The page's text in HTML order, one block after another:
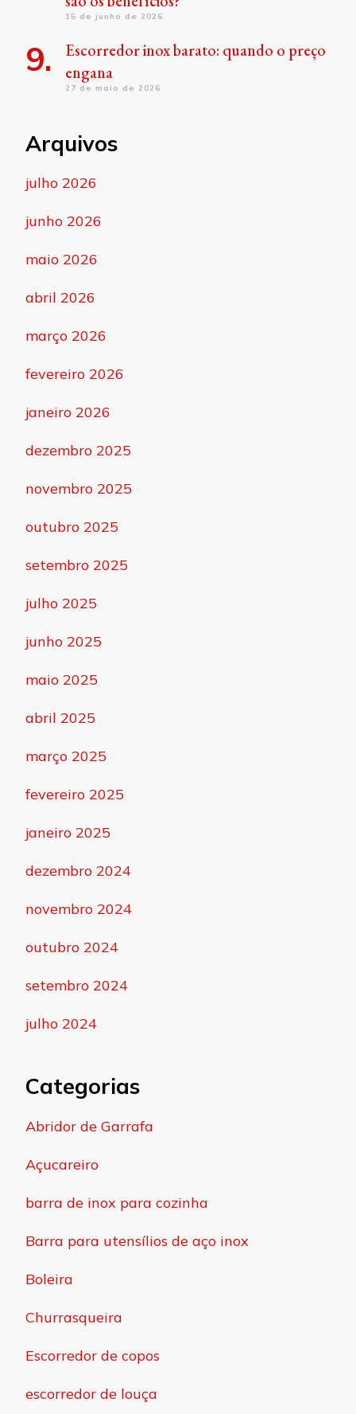
15 de junho de 2026
Escorredor inox barato: quando o preço
engana
27 de maio de 2026
Arquivos
julho 2026
junho 2026
maio 2026
abril 2026
março 2026
fevereiro 2026
janeiro 2026
dezembro 2025
novembro 2025
outubro 2025
setembro 2025
julho 2025
junho 2025
maio 2025
abril 2025
março 2025
fevereiro 2025
janeiro 2025
dezembro 2024
novembro 2024
outubro 2024
setembro 2024
julho 2024
Categorias
Abridor de Garrafa
Açucareiro
barra de inox para cozinha
Barra para utensílios de aço inox
Boleira
Churrasqueira
Escorredor de copos
escorredor de louça